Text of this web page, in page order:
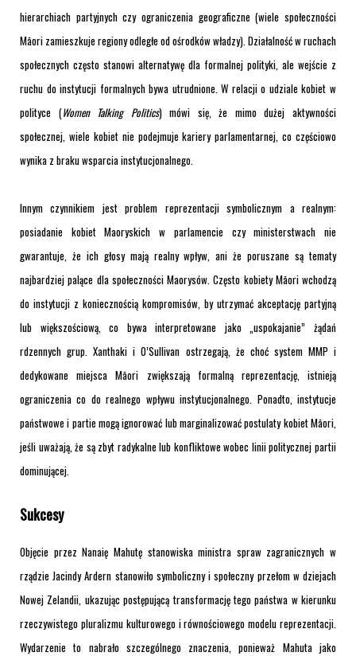
hierarchiach partyjnych czy ograniczenia geograficzne (wiele społeczności
Māori zamieszkuje regiony odległe od ośrodków władzy). Działalność w ruchach
społecznych często stanowi alternatywę dla formalnej polityki, ale wejście z
ruchu do instytucji formalnych bywa utrudnione. W relacji o udziale kobiet w
polityce (Women Talking Politics) mówi się, że mimo dużej aktywności
społecznej, wiele kobiet nie podejmuje kariery parlamentarnej, co częściowo
wynika z braku wsparcia instytucjonalnego
Innym czynnikiem jest problem reprezentacji symbolicznym a realnym:
posiadanie kobiet Maoryskich w parlamencie czy ministerstwach nie
gwarantuje, że ich głosy mają realny wpływ, ani że poruszane są tematy
najbardziej palące dla społeczności Maorysów. Często kobiety Māori wchodzą
do instytucji z koniecznością kompromisów, by utrzymać akceptację partyjną
lub większościową, co bywa interpretowane jako „uspokajanie” żądań
rdzennych grup. Xanthaki i O’Sullivan ostrzegają, że choć system MMP i
dedykowane miejsca Māori zwiększają formalną reprezentację, istnieją
ograniczenia co do realnego wpływu instytucjonalnego. Ponadto, instytucje
państwowe i partie mogą ignorować lub marginalizować postulaty kobiet Māori,
jeśli uważają, że są zbyt radykalne lub konfliktowe wobec linii politycznej partii
dominującej.
Sukcesy
Objęcie przez Nanaię Mahutę stanowiska ministra spraw zagranicznych w
rządzie Jacindy Ardern stanowiło symboliczny i społeczny przełom w dziejach
Nowej Zelandii, ukazując postępującą transformację tego państwa w kierunku
rzeczywistego pluralizmu kulturowego i równościowego modelu reprezentacji.
Wydarzenie to nabrało szczególnego znaczenia, ponieważ Mahuta jako